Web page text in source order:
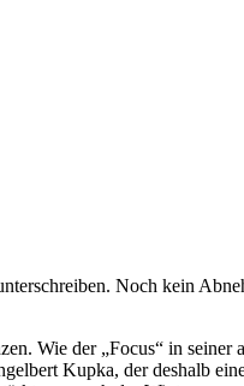
Noch kein
Wie der „Focus“ in seiner
Kupka, der deshalb